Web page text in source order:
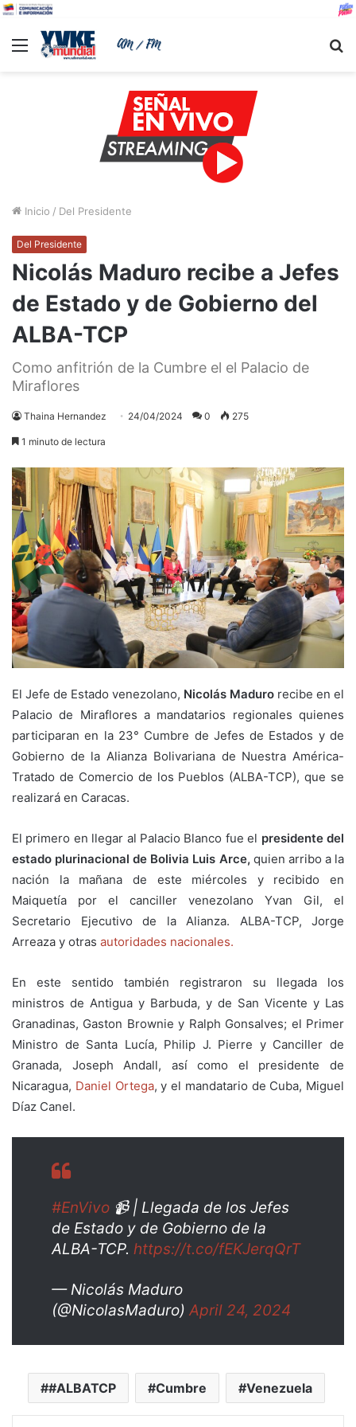
Menu
Inicio / Del Presidente
Del Presidente
Nicolás Maduro recibe a Jefes
de Estado y de Gobierno del
ALBA-TCP
Como anfitrión de la Cumbre el el Palacio de
Miraflores
Thaina Hernandez 24/04/2024 0 275
1 minuto de lectura
El Jefe de Estado venezolano, Nicolás Maduro recibe en el
Palacio de Miraflores a mandatarios regionales quienes
participaran en la 23° Cumbre de Jefes de Estados y de
Gobierno de la Alianza Bolivariana de Nuestra América-
Tratado de Comercio de los Pueblos (ALBA-TCP), que se
realizará en Caracas.
El primero en llegar al Palacio Blanco fue el presidente del
estado plurinacional de Bolivia Luis Arce, quien arribo a la
nación la mañana de este miércoles y recibido en
Maiquetía por el canciller venezolano Yvan Gil, el
Secretario Ejecutivo de la Alianza. ALBA-TCP, Jorge
Arreaza y otras autoridades nacionales.
En este sentido también registraron su llegada los
ministros de Antigua y Barbuda, y de San Vicente y Las
Granadinas, Gaston Brownie y Ralph Gonsalves; el Primer
Ministro de Santa Lucía, Philip J. Pierre y Canciller de
Granada, Joseph Andall, así como el presidente de
Nicaragua, Daniel Ortega, y el mandatario de Cuba, Miguel
Díaz Canel.
#EnVivo 📹 | Llegada de los Jefes
de Estado y de Gobierno de la
ALBA-TCP. https://t.co/fEKJerqQrT
— Nicolás Maduro
(@NicolasMaduro) April 24, 2024
#ALBATCP Cumbre Venezuela